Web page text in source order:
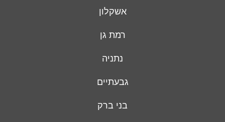
אשקלון
רמת גן
נתניה
גבעתיים
בני ברק